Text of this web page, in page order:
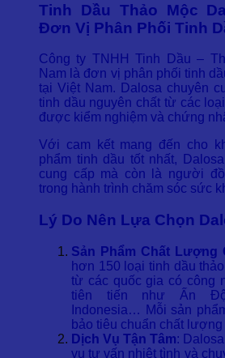
Tinh Dầu Thảo Mộc
Đơn Vị Phân Phối Tinh
Công ty TNHH Tinh Dầu –
Nam là đơn vị phân phối tinh
tại Việt Nam. Dalosa chuyên
tinh dầu nguyên chất từ các
được kiểm nghiệm và chứng
Với cam kết mang đến cho
phẩm tinh dầu tốt nhất,
cung cấp mà còn là người
trong hành trình chăm sóc sức
Lý Do Nên Lựa Chọn
Sản Phẩm Chất Lượng
hơn 150 loại tinh dầu
từ các quốc gia có công
tiên tiến như Ấn Độ,
Indonesia… Mỗi sản
bảo tiêu chuẩn chất
Dịch Vụ Tận Tâm:
vụ tư vấn nhiệt tình và